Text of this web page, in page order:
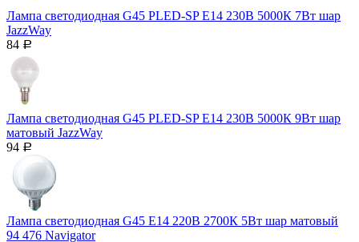
Лампа светодиодная G45 PLED-SP Е14 230В 5000К 7Вт шар
JazzWay
84 Р
Лампа светодиодная G45 PLED-SP Е14 230В 5000К 9Вт шар
матовый JazzWay
94 Р
Лампа светодиодная G45 Е14 220В 2700К 5Вт шар матовый
94 476 Navigator